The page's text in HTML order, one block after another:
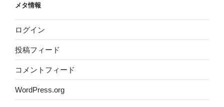
メタ情報
ログイン
投稿フィード
コメントフィード
WordPress.org